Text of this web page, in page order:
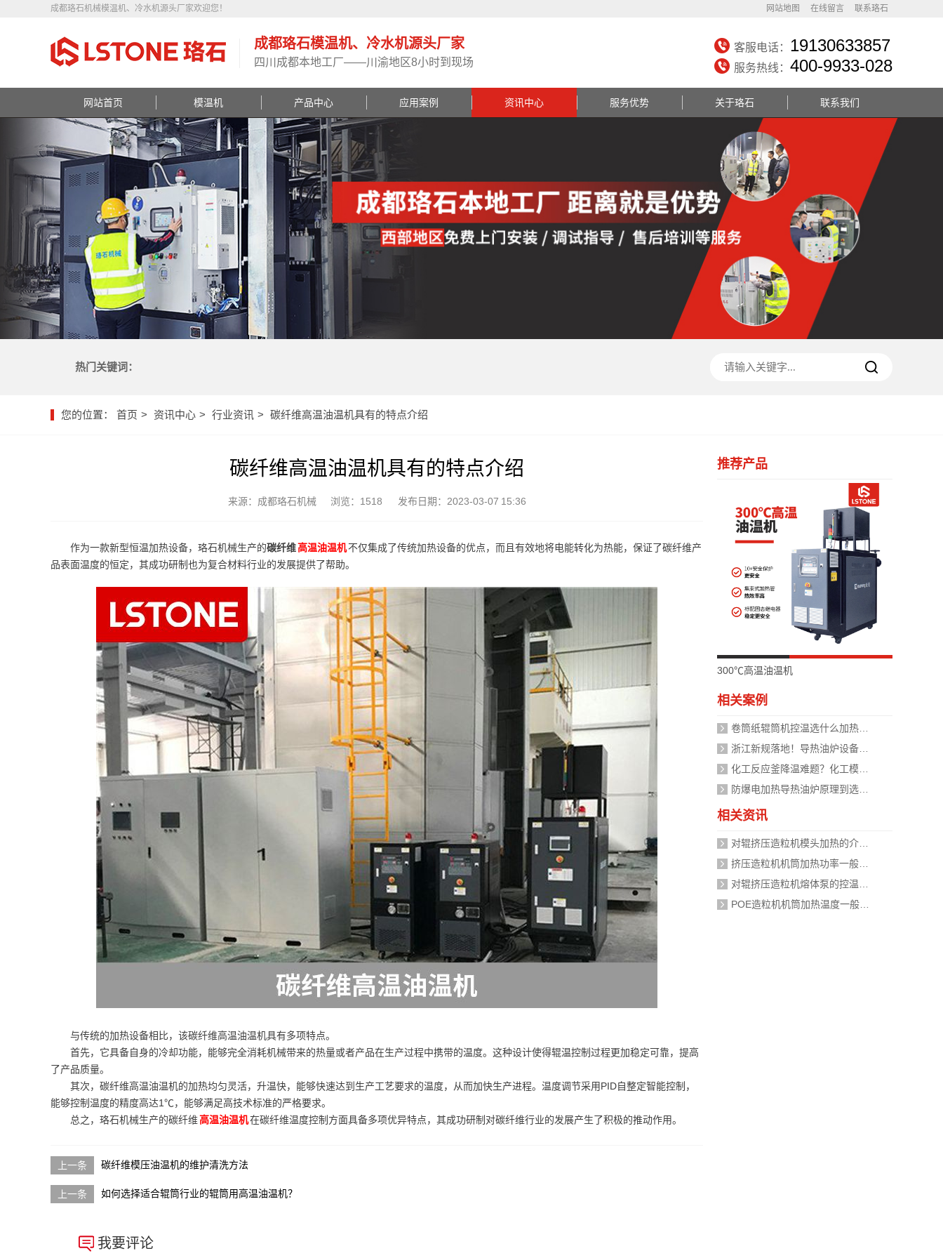
网站地图 在线留言 联系珞石
成都珞石机械模温机、冷水机源头厂家欢迎您！
客服电话： 19130633857
服务热线： 400-9933-028
成都珞石模温机、冷水机源头厂家
四川成都本地工厂——川渝地区8小时到现场
网站首页 模温机 产品中心 应用案例 资讯中心 服务优势 关于珞石 联系我们
热门关键词：
您的位置： 首页 资讯中心 行业资讯 碳纤维高温油温机具有的特点介绍
碳纤维高温油温机具有的特点介绍
来源：成都珞石机械 浏览：1518 发布日期：2023-03-07 15:36
作为一款新型恒温加热设备，珞石机械生产的碳纤维高温油温机不仅集成了传统加热设备的优点，而且有效地将电能转化为热能，保证了碳纤维产
品表面温度的恒定，其成功研制也为复合材料行业的发展提供了帮助。
与传统的加热设备相比，该碳纤维高温油温机具有多项特点。
首先，它具备自身的冷却功能，能够完全消耗机械带来的热量或者产品在生产过程中携带的温度。这种设计使得辊温控制过程更加稳定可靠，提高
了产品质量。
其次，碳纤维高温油温机的加热均匀灵活，升温快，能够快速达到生产工艺要求的温度，从而加快生产进程。温度调节采用PID自整定智能控制，
能够控制温度的精度高达1℃，能够满足高技术标准的严格要求。
总之，珞石机械生产的碳纤维高温油温机在碳纤维温度控制方面具备多项优异特点，其成功研制对碳纤维行业的发展产生了积极的推动作用。
碳纤维模压油温机的维护清洗方法
如何选择适合辊筒行业的辊筒用高温油温机？
我要评论
推荐产品
300℃高温油温机
相关案例
相关资讯